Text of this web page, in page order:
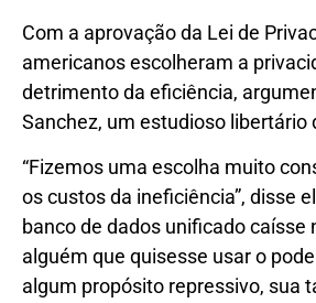
Com a aprovação da Lei de
americanos escolheram a
detrimento da eficiência,
Sanchez, um estudioso libertário
“Fizemos uma escolha muito
os custos da ineficiência”, disse
banco de dados unificado caísse
alguém que quisesse usar o
algum propósito repressivo, sua